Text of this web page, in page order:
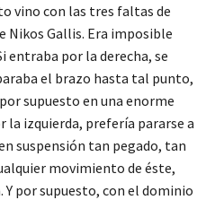
vino con las tres faltas de
Nikos Gallis. Era imposible
entraba por la derecha, se
el brazo hasta tal punto,
supuesto en una enorme
la izquierda, prefería pararse a
suspensión tan pegado, tan
movimiento de éste,
por supuesto, con el dominio